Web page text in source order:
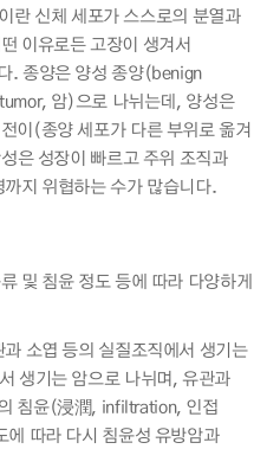
란 신체 세포가 스스로의 분열과
이유로든 고장이 생겨서
. 종양은 양성 종양(benign
암)으로 나뉘는데, 양성은
이(종양 세포가 다른 부위로 옮겨
은 성장이 빠르고 주위 조직과
지 위협하는 수가 많습니다.
및 침윤 정도 등에 따라 다양하게
소엽 등의 실질조직에서 생기는
생기는 암으로 나뉘며, 유관과
침윤(浸潤, infiltration, 인접
따라 다시 침윤성 유방암과